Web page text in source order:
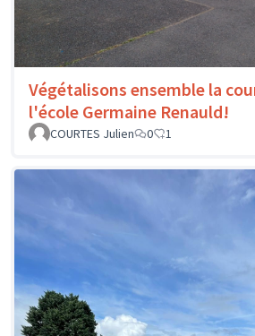
Végétalisons ensemble la
l'école Germaine Renauld!
COURTES Julien
0 1